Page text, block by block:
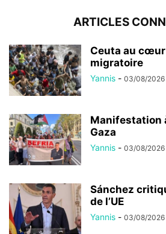
ARTICLES
Ceuta au
migratoire
Yannis - 03/08/2026
Manifestation
Gaza
Yannis - 03/08/2026
Sánchez
de l’UE
Yannis - 03/08/2026